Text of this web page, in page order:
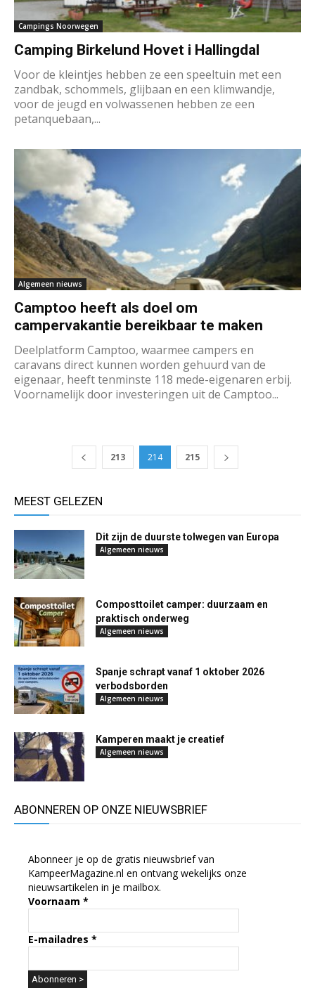
Campings Noorwegen
Camping Birkelund Hovet i Hallingdal
Voor de kleintjes hebben ze een speeltuin met een
zandbak, schommels, glijbaan en een klimwandje,
voor de jeugd en volwassenen hebben ze een
petanquebaan,...
Algemeen nieuws
Camptoo heeft als doel om
campervakantie bereikbaar te maken
Deelplatform Camptoo, waarmee campers en
caravans direct kunnen worden gehuurd van de
eigenaar, heeft tenminste 118 mede-eigenaren erbij.
Voornamelijk door investeringen uit de Camptoo...
213 214 215
MEEST GELEZEN
Dit zijn de duurste tolwegen van Europa
Algemeen nieuws
Composttoilet camper: duurzaam en
praktisch onderweg
Algemeen nieuws
Spanje schrapt vanaf 1 oktober 2026
verbodsborden
Algemeen nieuws
Kamperen maakt je creatief
Algemeen nieuws
ABONNEREN OP ONZE NIEUWSBRIEF
Abonneer je op de gratis nieuwsbrief van
KampeerMagazine.nl en ontvang wekelijks onze
nieuwsartikelen in je mailbox.
Voornaam *
E-mailadres *